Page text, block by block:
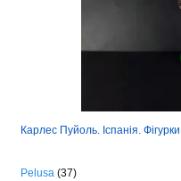
Карлес Пуйоль. Іспанія.
Pelusa (37)